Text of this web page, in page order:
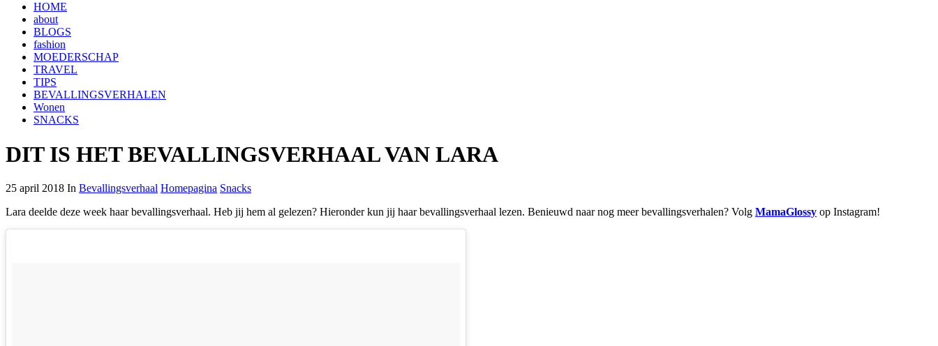
HOME
about
BLOGS
fashion
MOEDERSCHAP
TRAVEL
TIPS
BEVALLINGSVERHALEN
Wonen
SNACKS
DIT IS HET BEVALLINGSVERHAAL VAN LARA
25 april 2018 In Bevallingsverhaal Homepagina Snacks
Lara deelde deze week haar bevallingsverhaal. Heb jij hem al gelezen? Hieronder kun jij haar bevallingsverhaal lezen. Benieuwd naar nog meer bevallingsverhalen? Volg MamaGlossy op Instagram!